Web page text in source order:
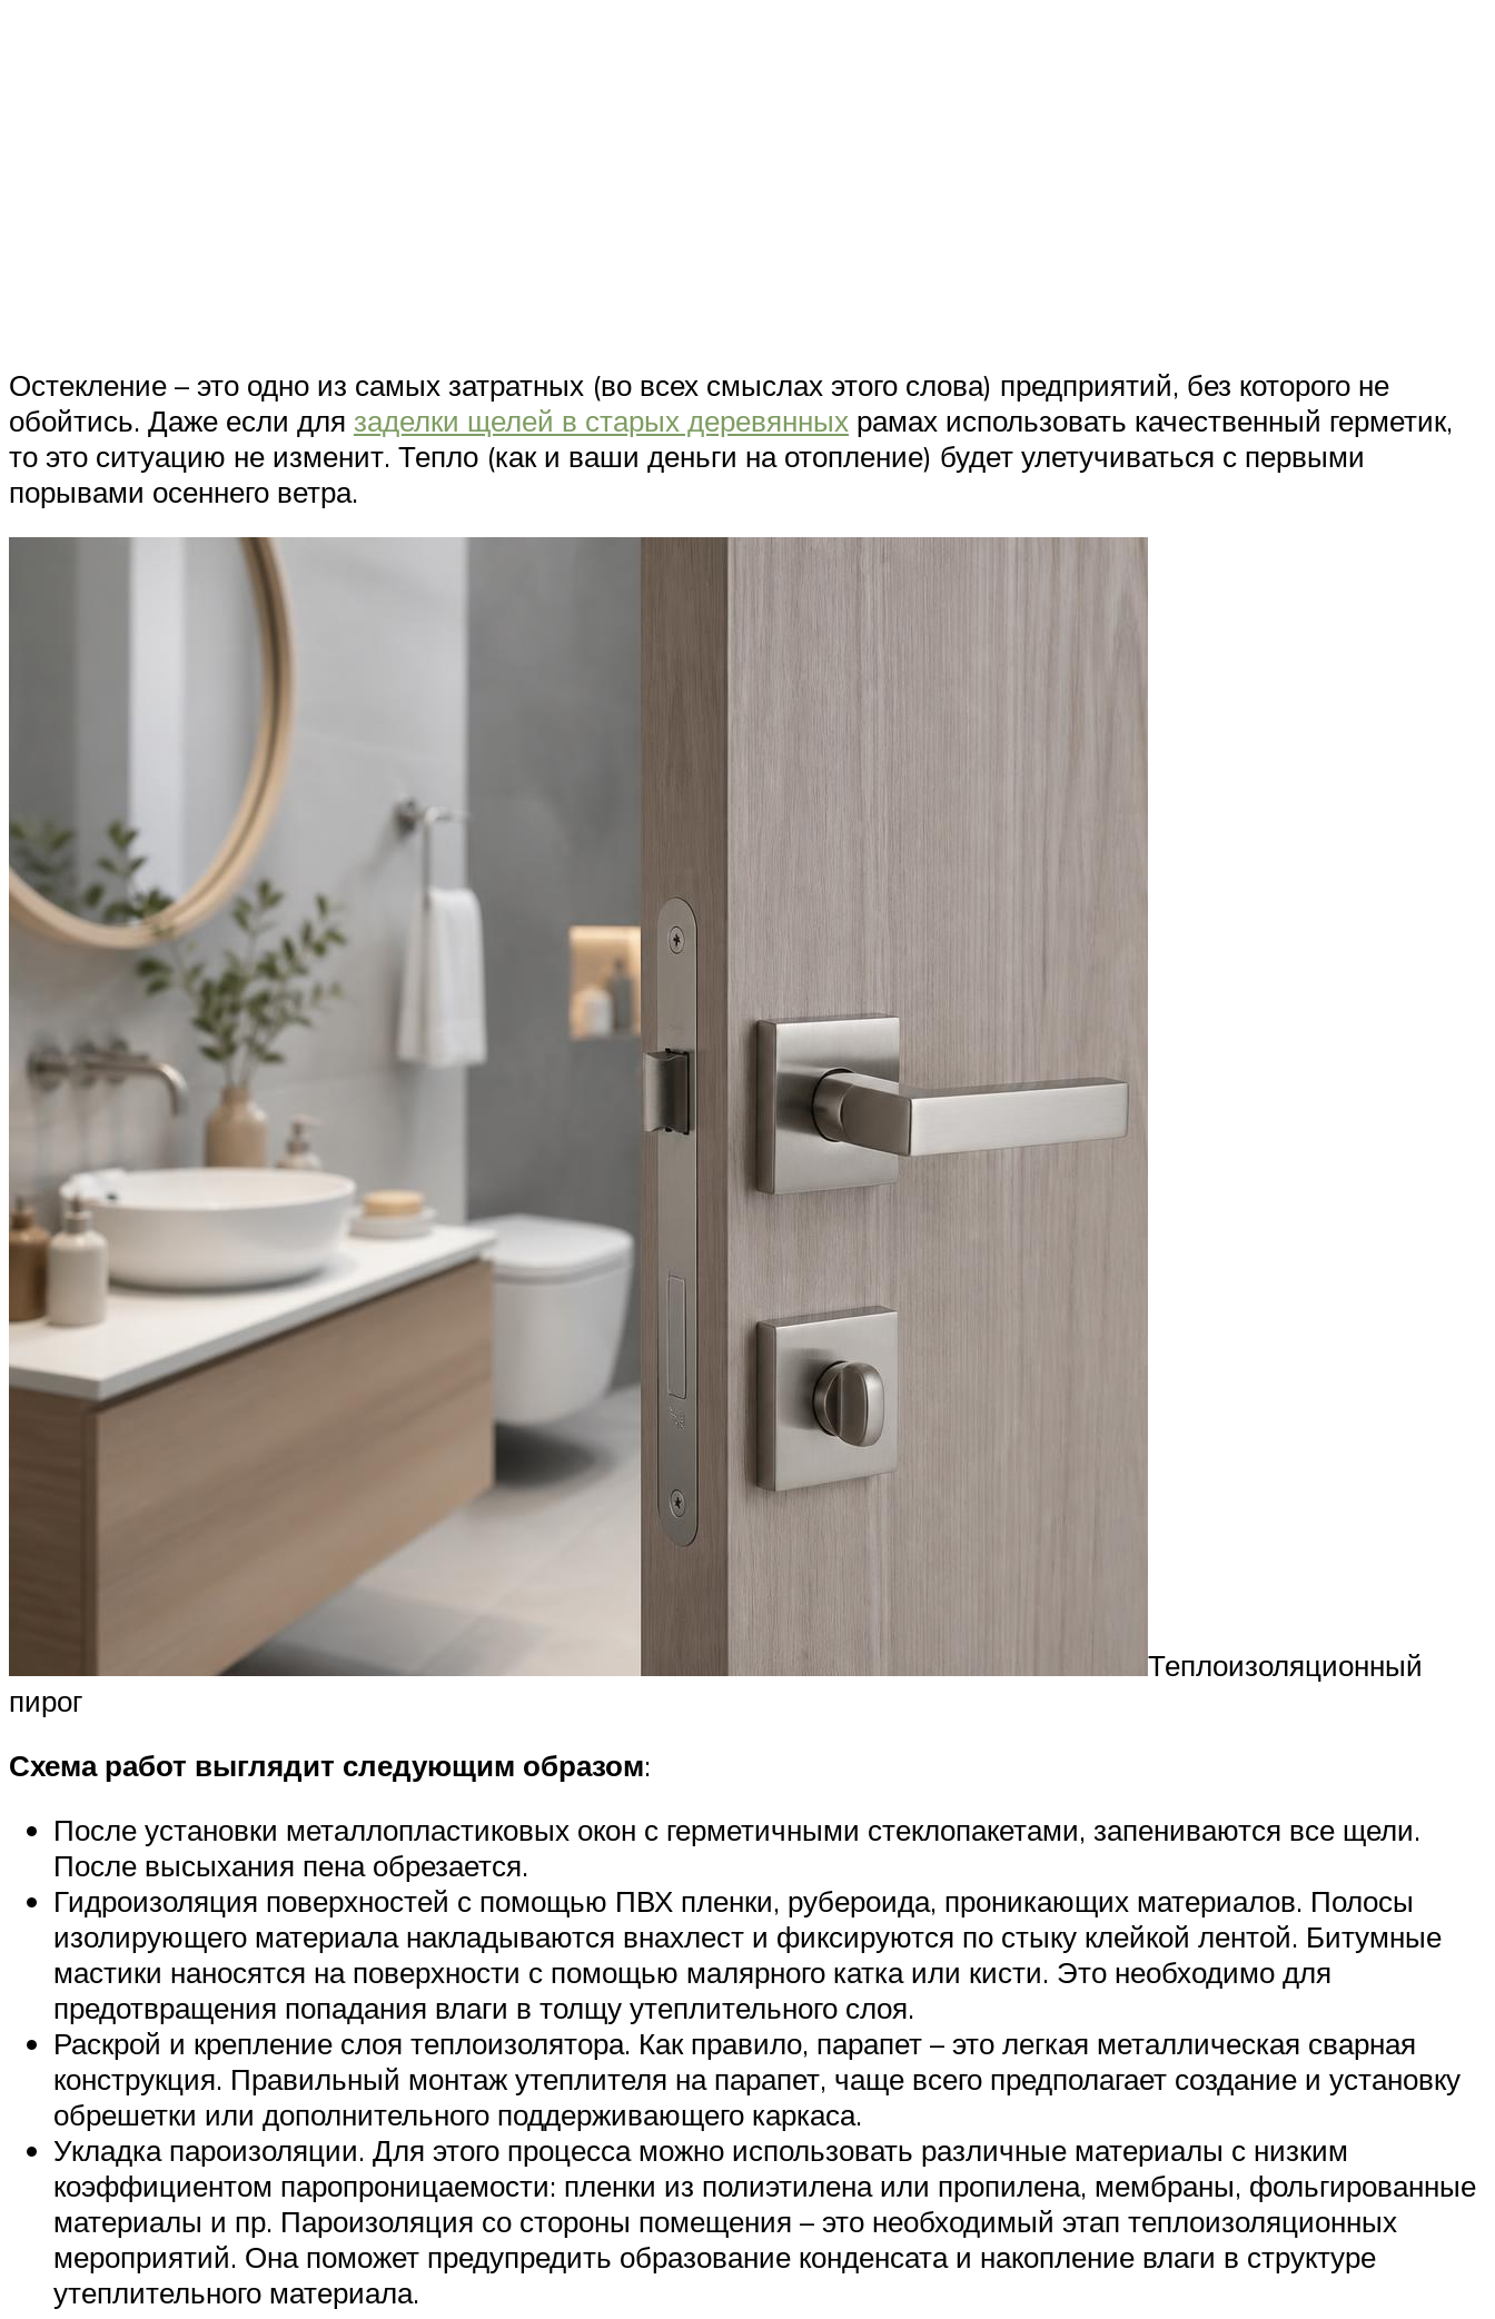
Остекление – это одно из самых затратных (во всех смыслах этого слова) предприятий, без которого не
обойтись. Даже если для заделки щелей в старых деревянных рамах использовать качественный герметик,
то это ситуацию не изменит. Тепло (как и ваши деньги на отопление) будет улетучиваться с первыми
порывами осеннего ветра.
Теплоизоляционный
пирог
Схема работ выглядит следующим образом:
После установки металлопластиковых окон с герметичными стеклопакетами, запениваются все щели.
После высыхания пена обрезается.
Гидроизоляция поверхностей с помощью ПВХ пленки, рубероида, проникающих материалов. Полосы
изолирующего материала накладываются внахлест и фиксируются по стыку клейкой лентой. Битумные
мастики наносятся на поверхности с помощью малярного катка или кисти. Это необходимо для
предотвращения попадания влаги в толщу утеплительного слоя.
Раскрой и крепление слоя теплоизолятора. Как правило, парапет – это легкая металлическая сварная
конструкция. Правильный монтаж утеплителя на парапет, чаще всего предполагает создание и установку
обрешетки или дополнительного поддерживающего каркаса.
Укладка пароизоляции. Для этого процесса можно использовать различные материалы с низким
коэффициентом паропроницаемости: пленки из полиэтилена или пропилена, мембраны, фольгированные
материалы и пр. Пароизоляция со стороны помещения – это необходимый этап теплоизоляционных
мероприятий. Она поможет предупредить образование конденсата и накопление влаги в структуре
утеплительного материала.